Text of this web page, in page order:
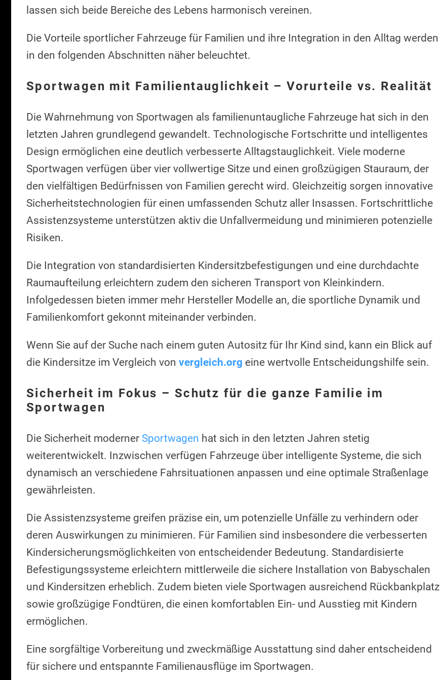
lassen sich beide Bereiche des Lebens harmonisch vereinen.
Die Vorteile sportlicher Fahrzeuge für Familien und ihre Integration in den Alltag werden
in den folgenden Abschnitten näher beleuchtet.
Sportwagen mit Familientauglichkeit – Vorurteile vs. Realität
Die Wahrnehmung von Sportwagen als familienuntaugliche Fahrzeuge hat sich in den
letzten Jahren grundlegend gewandelt. Technologische Fortschritte und intelligentes
Design ermöglichen eine deutlich verbesserte Alltagstauglichkeit. Viele moderne
Sportwagen verfügen über vier vollwertige Sitze und einen großzügigen Stauraum, der
den vielfältigen Bedürfnissen von Familien gerecht wird. Gleichzeitig sorgen innovative
Sicherheitstechnologien für einen umfassenden Schutz aller Insassen. Fortschrittliche
Assistenzsysteme unterstützen aktiv die Unfallvermeidung und minimieren potenzielle
Risiken.
Die Integration von standardisierten Kindersitzbefestigungen und eine durchdachte
Raumaufteilung erleichtern zudem den sicheren Transport von Kleinkindern.
Infolgedessen bieten immer mehr Hersteller Modelle an, die sportliche Dynamik und
Familienkomfort gekonnt miteinander verbinden.
Wenn Sie auf der Suche nach einem guten Autositz für Ihr Kind sind, kann ein Blick auf
die Kindersitze im Vergleich von vergleich.org eine wertvolle Entscheidungshilfe sein.
Sicherheit im Fokus – Schutz für die ganze Familie im
Sportwagen
Die Sicherheit moderner Sportwagen hat sich in den letzten Jahren stetig
weiterentwickelt. Inzwischen verfügen Fahrzeuge über intelligente Systeme, die sich
dynamisch an verschiedene Fahrsituationen anpassen und eine optimale Straßenlage
gewährleisten.
Die Assistenzsysteme greifen präzise ein, um potenzielle Unfälle zu verhindern oder
deren Auswirkungen zu minimieren. Für Familien sind insbesondere die verbesserten
Kindersicherungsmöglichkeiten von entscheidender Bedeutung. Standardisierte
Befestigungssysteme erleichtern mittlerweile die sichere Installation von Babyschalen
und Kindersitzen erheblich. Zudem bieten viele Sportwagen ausreichend Rückbankplatz
sowie großzügige Fondtüren, die einen komfortablen Ein- und Ausstieg mit Kindern
ermöglichen.
Eine sorgfältige Vorbereitung und zweckmäßige Ausstattung sind daher entscheidend
für sichere und entspannte Familienausflüge im Sportwagen.